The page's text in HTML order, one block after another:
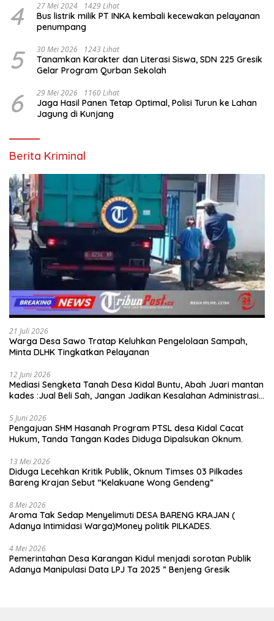
4 27 Mei 2024 1429 Lihat
Bus listrik milik PT INKA kembali kecewakan pelayanan
penumpang
5 30 Mei 2026 1243 Lihat
Tanamkan Karakter dan Literasi Siswa, SDN 225 Gresik
Gelar Program Qurban Sekolah
6 29 Mei 2026 1160 Lihat
Jaga Hasil Panen Tetap Optimal, Polisi Turun ke Lahan
Jagung di Kunjang
Berita Kriminal
21 Juli 2026
Warga Desa Sawo Tratap Keluhkan Pengelolaan Sampah,
Minta DLHK Tingkatkan Pelayanan
12 Juni 2026
Mediasi Sengketa Tanah Desa Kidal Buntu, Abah Juari mantan
kades :Jual Beli Sah, Jangan Jadikan Kesalahan Administrasi
5 Juni 2026
Pengajuan SHM Hasanah Program PTSL desa Kidal Cacat
Hukum, Tanda Tangan Kades Diduga Dipalsukan Oknum.
13 Mei 2026
Diduga Lecehkan Kritik Publik, Oknum Timses 03 Pilkades
Bareng Krajan Sebut “Kelakuane Wong Gendeng”
8 Mei 2026
Aroma Tak Sedap Menyelimuti DESA BARENG KRAJAN (
Adanya Intimidasi Warga)Money politik PILKADES.
4 Mei 2026
Pemerintahan Desa Karangan Kidul menjadi sorotan Publik
Adanya Manipulasi Data LPJ Ta 2025 ” Benjeng Gresik